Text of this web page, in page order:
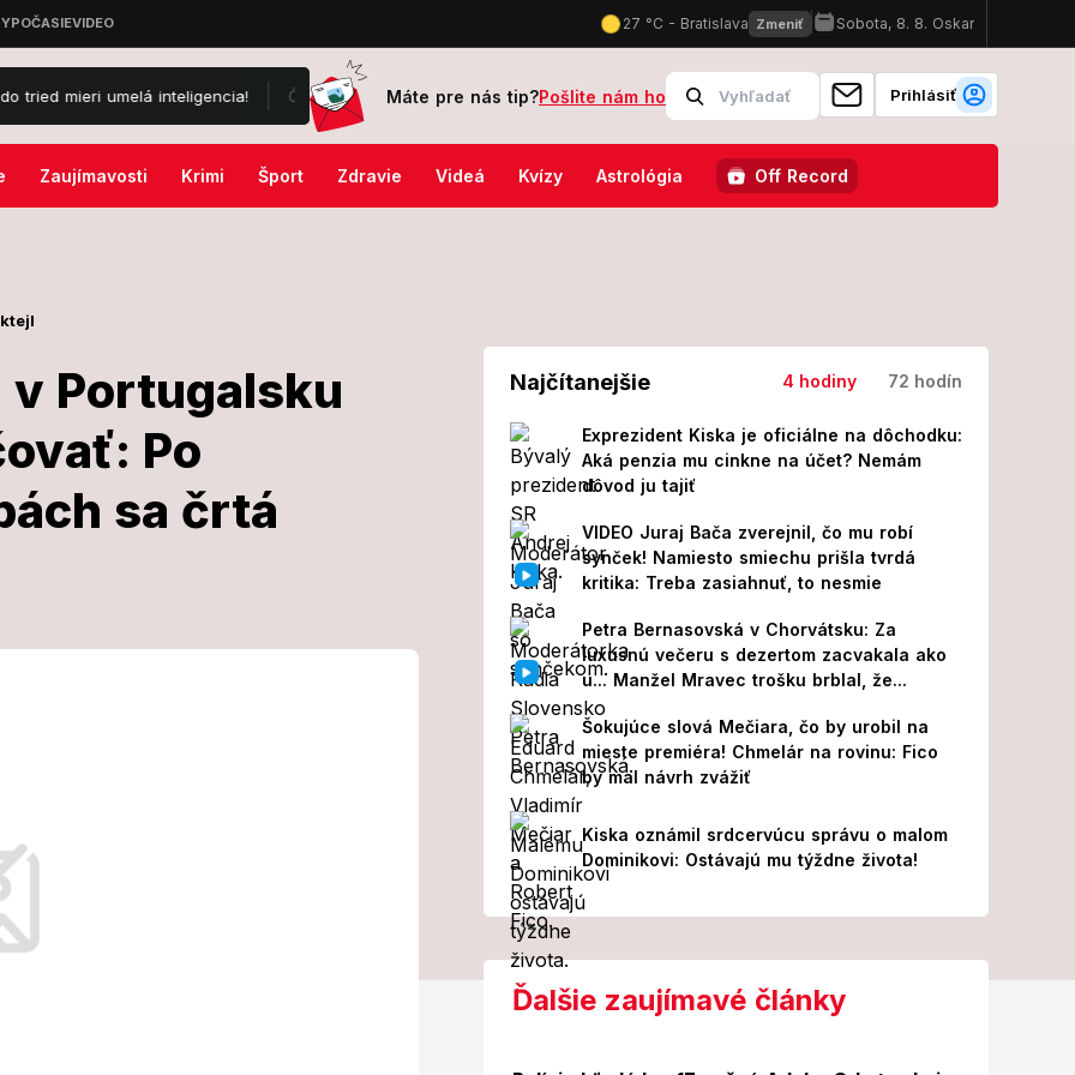
inteligencia! Čo je za tým? Vdova po Žbirkovi († 69) opäť s o 31 rokov mladším fešákom: FOTO, ktoré hovorí za všetko!
Máte pre nás tip?Pošlite nám ho Prihlásiť
Zaujímavosti Krimi Šport Zdravie Videá Kvízy Astrológia Off Record
Portugalsku
Po
sa črtá
v
zrejme
vláda
voľby v Portugalsku v priebehu
Najčítanejšie 4 hodiny 72 hodín
Exprezident Kiska je oficiálne na dôchodku:
Aká penzia mu cinkne na účet? Nemám
dôvod ju tajiť
VIDEO Juraj Bača zverejnil, čo mu robí
synček! Namiesto smiechu prišla tvrdá
kritika: Treba zasiahnuť, to nesmie
Petra Bernasovská v Chorvátsku: Za
luxusnú večeru s dezertom zacvakala ako
u... Manžel Mravec trošku brblal, že...
Šokujúce slová Mečiara, čo by urobil na
mieste premiéra! Chmelár na rovinu: Fico
by mal návrh zvážiť
Kiska oznámil srdcervúcu správu o malom
Dominikovi: Ostávajú mu týždne života!
Ďalšie zaujímavé články